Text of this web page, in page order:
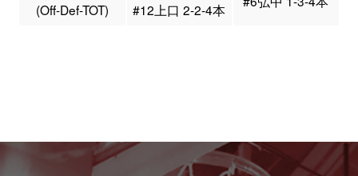
(Off-Def-TOT)
#12上口 2-2-4本